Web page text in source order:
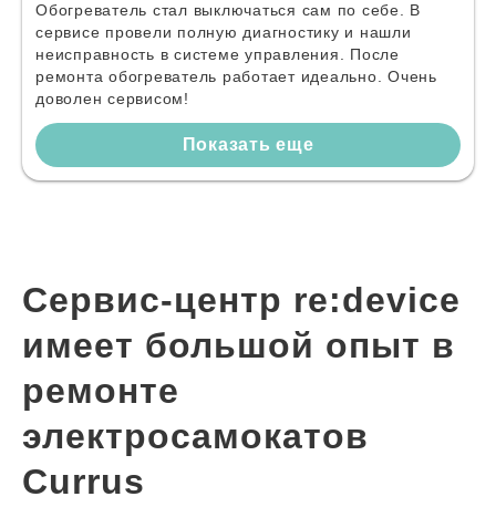
Обогреватель стал выключаться сам по себе. В
сервисе провели полную диагностику и нашли
неисправность в системе управления. После
ремонта обогреватель работает идеально. Очень
доволен сервисом!
Показать еще
Сервис-центр re:device
имеет большой опыт в
ремонте
электросамокатов
Currus